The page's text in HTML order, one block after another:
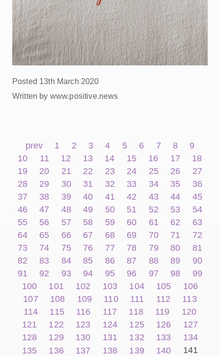
Posted 13th March 2020
Written by www.positive.news
prev 1 2 3 4 5 6 7 8
9
10
11 12 13 14 15 16 17
18
19
20 21 22 23 24 25 26
27
28
29 30 31 32 33 34 35
36
37
38 39 40 41 42 43 44
45
46
47 48 49 50 51 52 53
54
55
56 57 58 59 60 61 62
63
64
65 66 67 68 69 70 71
72
73
74 75 76 77 78 79 80
81
82
83 84 85 86 87 88 89
90
91
92 93 94 95 96 97 98
99
100
101 102 103 104 105
106
107
108 109 110 111 112
113
114
115 116 117 118 119
120
121
122 123 124 125 126
127
128
129 130 131 132 133
134
135
136 137 138 139 140
141